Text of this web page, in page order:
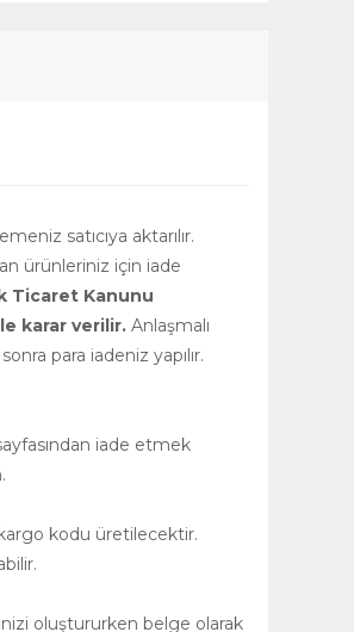
satıcıya aktarılır.
ürünleriniz için iade
Ticaret Kanunu
karar verilir. Anlaşmalı
para iadeniz yapılır.
iade etmek
kodu üretilecektir.
oluştururken belge olarak